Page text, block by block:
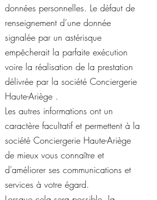
données personnelles. Le défaut de
renseignement d’une donnée
signalée par un astérisque
empêcherait la parfaite exécution
voire la réalisation de la prestation
délivrée par la société Conciergerie
Haute-Ariège .
Les autres informations ont un
caractère facultatif et permettent à la
société Conciergerie Haute-Ariège
de mieux vous connaître et
d’améliorer ses communications et
services à votre égard.